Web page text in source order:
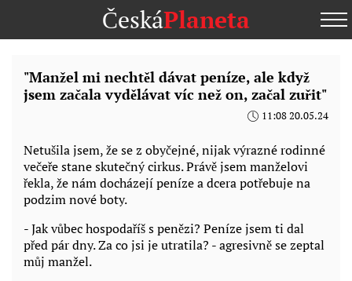
ČeskáPlaneta
"Manžel mi nechtěl dávat peníze, ale když
jsem začala vydělávat víc než on, začal zuřit"
11:08 20.05.24
Netušila jsem, že se z obyčejné, nijak výrazné rodinné
večeře stane skutečný cirkus. Právě jsem manželovi
řekla, že nám docházejí peníze a dcera potřebuje na
podzim nové boty.
- Jak vůbec hospodaříš s penězi? Peníze jsem ti dal
před pár dny. Za co jsi je utratila? - agresivně se zeptal
můj manžel.